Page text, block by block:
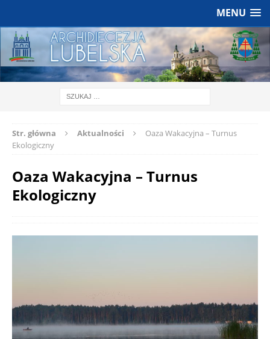
MENU
Str. główna Aktualności
Oaza Wakacyjna – Turnus
Ekologiczny
Oaza Wakacyjna – Turnus
Ekologiczny